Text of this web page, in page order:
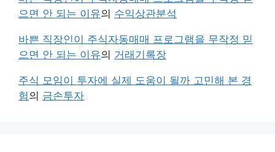
으면 안 되는 이유의 수익상관분석
바쁜 직장인이 주식자동매매 프로그램을 무작정 믿
으면 안 되는 이유의 거래기록장
주식 모임이 투자에 실제 도움이 될까 고민해 본 경
험의 금손투자